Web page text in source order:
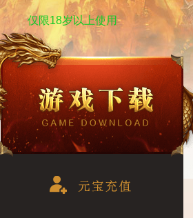
仅限18岁以上使用